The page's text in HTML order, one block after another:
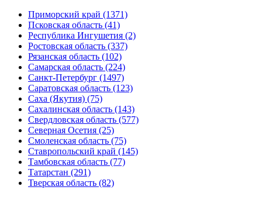
Приморский край (1371)
Псковская область (41)
Республика Ингушетия (2)
Ростовская область (337)
Рязанская область (102)
Самарская область (224)
Санкт-Петербург (1497)
Саратовская область (123)
Саха (Якутия) (75)
Сахалинская область (143)
Свердловская область (577)
Северная Осетия (25)
Смоленская область (75)
Ставропольский край (145)
Тамбовская область (77)
Татарстан (291)
Тверская область (82)